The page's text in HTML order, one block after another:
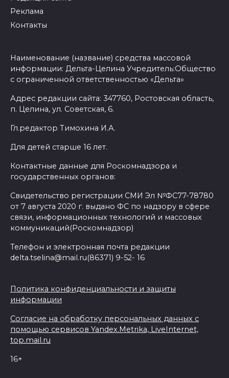
Реклама
Контакты
Наименование (название) средства массовой
информации: Дельта-Целина Учредитель:Общество
с ограниченной ответственностью «Дельта»
Адрес редакции сайта: 347760, Ростовская область,
п. Целина, ул. Советская, 6.
Гл.редактор Тимохина И.А.
Для детей старше 16 лет.
Контактные данные для Роскомнадзора и
государственных органов:
Свидетельство регистрации СМИ Эл №ФС77-78780
от 7 августа 2020 г. выдано ФС по надзору в сфере
связи, информационных технологий и массовых
коммуникаций(Роскомнадзор)
Телефон и электронная почта редакции
delta.tselina@mail.ru(86371) 9-52- 16
Политика конфиденциальности и защиты
информации
Согласие на обработку персональных данных с
помощью сервисов Yandex.Metrika, LiveInternet,
top.mail.ru
16+